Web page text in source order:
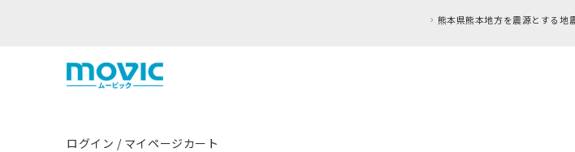
熊本県熊本地方を震源とする地震の影響につきまして
ログイン / マイページカート